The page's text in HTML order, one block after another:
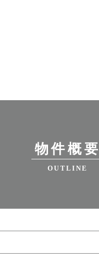
物件概要
OUTLINE